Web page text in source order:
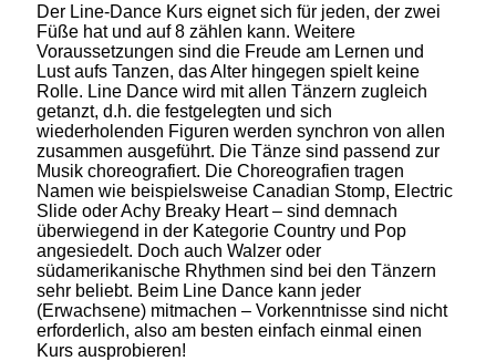
Der Line-Dance Kurs eignet sich für jeden, der zwei
Füße hat und auf 8 zählen kann. Weitere
Voraussetzungen sind die Freude am Lernen und
Lust aufs Tanzen, das Alter hingegen spielt keine
Rolle. Line Dance wird mit allen Tänzern zugleich
getanzt, d.h. die festgelegten und sich
wiederholenden Figuren werden synchron von allen
zusammen ausgeführt. Die Tänze sind passend zur
Musik choreografiert. Die Choreografien tragen
Namen wie beispielsweise Canadian Stomp, Electric
Slide oder Achy Breaky Heart – sind demnach
überwiegend in der Kategorie Country und Pop
angesiedelt. Doch auch Walzer oder
südamerikanische Rhythmen sind bei den Tänzern
sehr beliebt. Beim Line Dance kann jeder
(Erwachsene) mitmachen – Vorkenntnisse sind nicht
erforderlich, also am besten einfach einmal einen
Kurs ausprobieren!